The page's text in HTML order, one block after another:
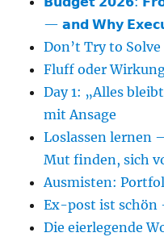
— 𝗮𝗻𝗱 𝗪𝗵𝘆
Don’t Try to
Fluff oder
Day 1: „Alles
mit Ansage
Loslassen lernen
Mut finden, sich
Ausmisten:
Ex-post ist
Die eierlegende